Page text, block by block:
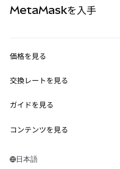
RWA
MetaMask Connect
Snaps
Web3サービス
MetaMaskを入手
セキュリティ
サポート
キャリア
価格を見る
イーサリアムの価格
Solanaの価格
Tetherの価格
交換レートを見る
ETH→USD
USDT→INR
BTC→INR
ガイドを見る
ETHの購入
コンテンツを見る
Solanaウォレット
日本語